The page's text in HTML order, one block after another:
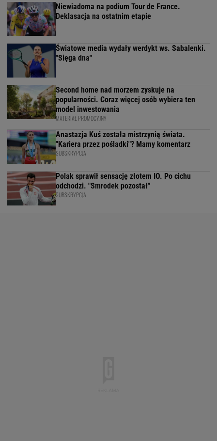
Niewiadoma na podium Tour de France.
Deklasacja na ostatnim etapie
Światowe media wydały werdykt ws. Sabalenki.
"Sięga dna"
Second home nad morzem zyskuje na
popularności. Coraz więcej osób wybiera ten
model inwestowania
MATERIAŁ PROMOCYJNY
Anastazja Kuś została mistrzynią świata.
"Kariera przez pośladki"? Mamy komentarz
SUBSKRYPCJA
Polak sprawił sensację złotem IO. Po cichu
odchodzi. "Smrodek pozostał"
SUBSKRYPCJA